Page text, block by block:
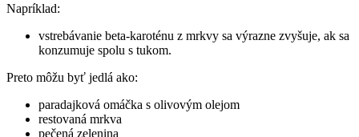
Napríklad:
vstrebávanie beta-karoténu z mrkvy sa výrazne zvyšuje, ak sa
konzumuje spolu s tukom.
Preto môžu byť jedlá ako:
paradajková omáčka s olivovým olejom
restovaná mrkva
pečená zelenina